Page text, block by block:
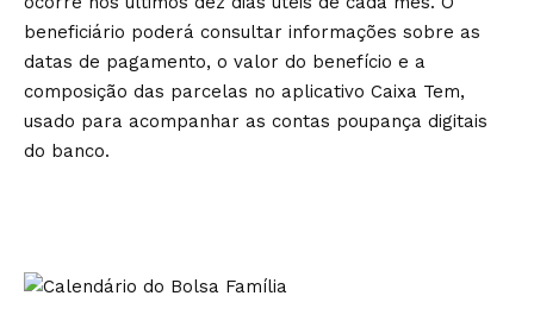
beneficiário poderá consultar informações sobre as
datas de pagamento, o valor do benefício e a
composição das parcelas no aplicativo Caixa Tem,
usado para acompanhar as contas poupança digitais
do banco.